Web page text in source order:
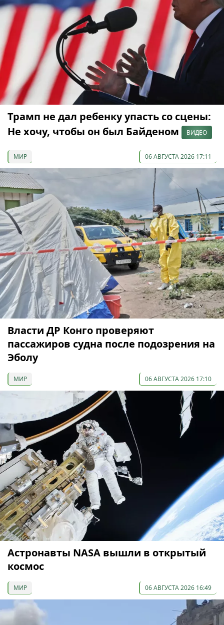
Трамп не дал ребенку упасть со сцены:
Не хочу, чтобы он был Байденом
ВИДЕО
МИР 06 АВГУСТА 2026 17:11
Власти ДР Конго проверяют
пассажиров судна после подозрения на
Эболу
МИР 06 АВГУСТА 2026 17:10
Астронавты NASA вышли в открытый
космос
МИР 06 АВГУСТА 2026 16:49